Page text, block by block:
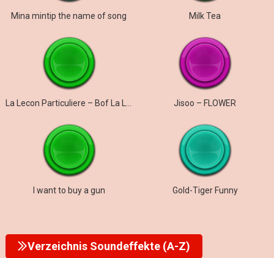
Mina mintip the name of song Milk Tea
Jisoo – FLOWER
I want to buy a gun Gold-Tiger Funny
Verzeichnis Soundeffekte (A-Z)